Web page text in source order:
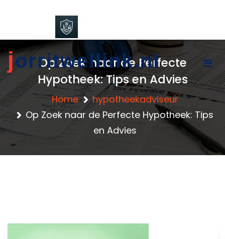
jorritwellink.nl
Op Zoek naar de Perfecte
Hypotheek: Tips en Advies
Home
hypotheekadviseur
Op Zoek naar de Perfecte Hypotheek: Tips
en Advies